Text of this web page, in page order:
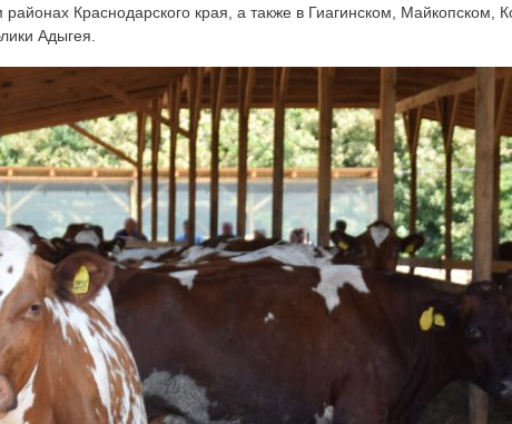
Краснодарского края, а также в Гиагинском, Майкопском,
Адыгея.